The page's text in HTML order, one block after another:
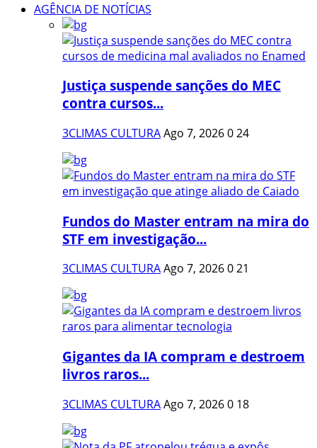
AGÊNCIA DE NOTÍCIAS
Justiça suspende sanções do MEC
contra cursos...
3CLIMAS CULTURAAgo 7, 2026024
Fundos do Master entram na mira do
STF em investigação...
3CLIMAS CULTURAAgo 7, 2026021
Gigantes da IA compram e destroem
livros raros...
3CLIMAS CULTURAAgo 7, 20260 18